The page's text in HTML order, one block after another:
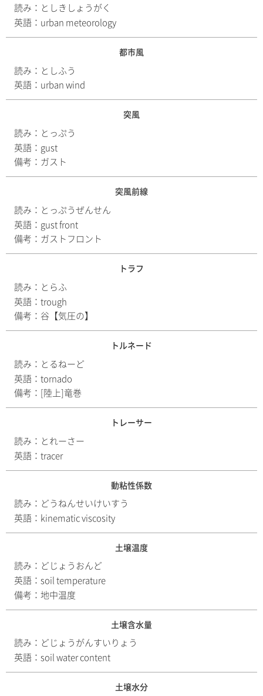
読み： としきしょうがく
英語： urban meteorology
都市風
読み： としふう
英語： urban wind
突風
読み： とっぷう
英語： gust
備考： ガスト
突風前線
読み： とっぷうぜんせん
英語： gust front
備考： ガストフロント
トラフ
読み： とらふ
英語： trough
備考： 谷【気圧の】
トルネード
読み： とるねーど
英語： tornado
備考： [陸上]竜巻
トレーサー
読み： とれーさー
英語： tracer
動粘性係数
読み： どうねんせいけいすう
英語： kinematic viscosity
土壌温度
読み： どじょうおんど
英語： soil temperature
備考： 地中温度
土壌含水量
読み： どじょうがんすいりょう
英語： soil water content
土壌水分